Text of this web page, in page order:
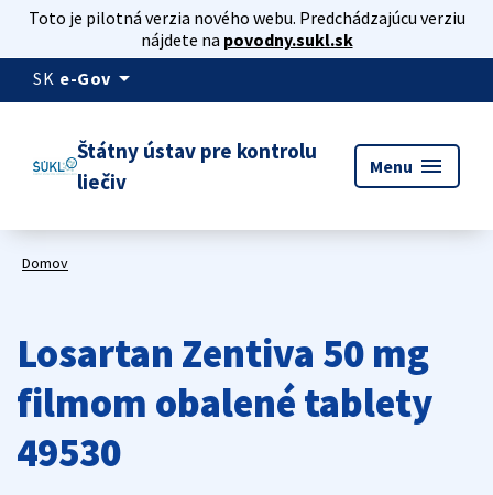
Toto je pilotná verzia nového webu. Predchádzajúcu verziu
nájdete na povodny.sukl.sk
SK e-Gov arrow_drop_down
Štátny ústav pre kontrolu
liečiv
Menu menu
Domov
Losartan Zentiva 50 mg
filmom obalené tablety
49530